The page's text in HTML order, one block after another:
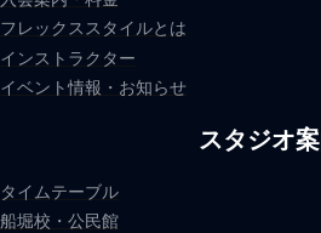
フレックススタイルとは
インストラクター
イベント情報・お知らせ
スタジオ
タイムテーブル
船堀校・公民館